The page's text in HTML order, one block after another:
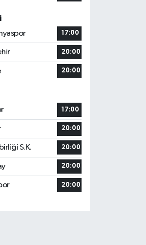
17:00
20:00
20:00
17:00
20:00
S.K. 20:00
20:00
20:00